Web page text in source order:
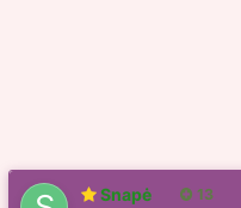
Snapė 13